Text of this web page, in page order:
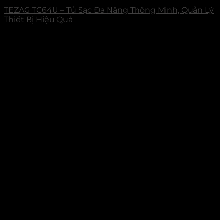
TEZAG TC64U – Tủ Sạc Đa Năng Thông Minh, Quản Lý
Thiết Bị Hiệu Quả